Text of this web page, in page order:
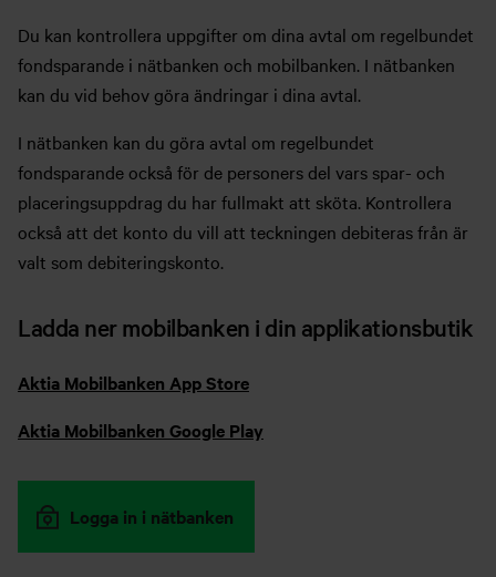
Du kan kontrollera uppgifter om dina avtal om regelbundet
fondsparande i nätbanken och mobilbanken. I nätbanken
kan du vid behov göra ändringar i dina avtal.
I nätbanken kan du göra avtal om regelbundet
fondsparande också för de personers del vars spar- och
placeringsuppdrag du har fullmakt att sköta. Kontrollera
också att det konto du vill att teckningen debiteras från är
valt som debiteringskonto.
Ladda ner mobilbanken i din applikationsbutik
Aktia Mobilbanken App Store
Aktia Mobilbanken Google Play
Logga in i nätbanken